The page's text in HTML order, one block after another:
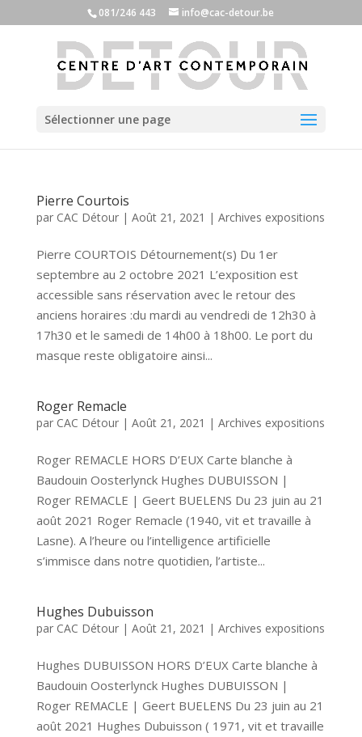
081/246 443 info@cac-detour.be
Sélectionner une page
Pierre Courtois
par CAC Détour| Août 21, 2021 | Archives expositions
Pierre COURTOIS Détournement(s) Du 1er
septembre au 2 octobre 2021 L’exposition est
accessible sans réservation avec le retour des
anciens horaires :du mardi au vendredi de 12h30 à
17h30 et le samedi de 14h00 à 18h00. Le port du
masque reste obligatoire ainsi...
Roger Remacle
par CAC Détour| Août 21, 2021 | Archives expositions
Roger REMACLE HORS D’EUX Carte blanche à
Baudouin Oosterlynck Hughes DUBUISSON |
Roger REMACLE | Geert BUELENS Du 23 juin au 21
août 2021 Roger Remacle (1940, vit et travaille à
Lasne). A l’heure ou l’intelligence artificielle
s’immisce dans notre quotidien, l’artiste...
Hughes Dubuisson
par CAC Détour| Août 21, 2021 | Archives expositions
Hughes DUBUISSON HORS D’EUX Carte blanche à
Baudouin Oosterlynck Hughes DUBUISSON |
Roger REMACLE | Geert BUELENS Du 23 juin au 21
août 2021 Hughes Dubuisson ( 1971, vit et travaille